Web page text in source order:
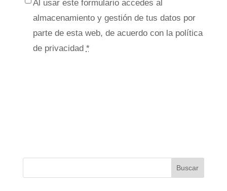
Al usar este formulario accedes al
almacenamiento y gestión de tus datos por
parte de esta web, de acuerdo con la política
de privacidad *